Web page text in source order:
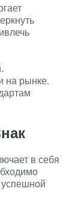
на рынке.
в себя